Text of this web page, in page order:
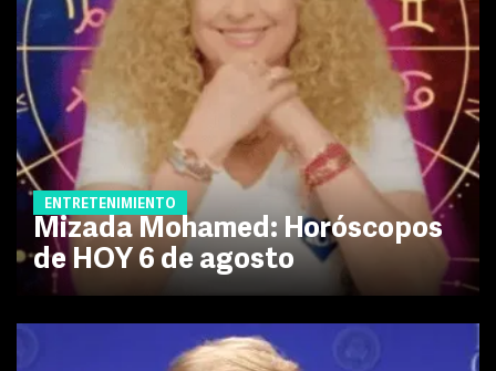
ENTRETENIMIENTO
Mizada Mohamed: Horóscopos
de HOY 6 de agosto